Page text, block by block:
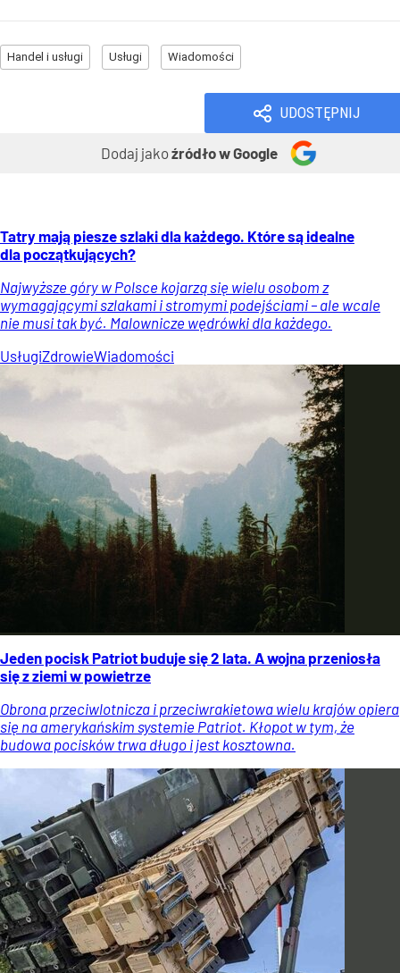
Handel i usługi Usługi Wiadomości
UDOSTĘPNIJ
Dodaj jakoźródło w Google
Tatry mają piesze szlaki dla każdego. Które są idealne
dla początkujących?
Najwyższe góry w Polsce kojarzą się wielu osobom z
wymagającymi szlakami i stromymi podejściami – ale wcale
nie musi tak być. Malownicze wędrówki dla każdego.
UsługiZdrowieWiadomości
Jeden pocisk Patriot buduje się 2 lata. A wojna przeniosła
się z ziemi w powietrze
Obrona przeciwlotnicza i przeciwrakietowa wielu krajów opiera
się na amerykańskim systemie Patriot. Kłopot w tym, że
budowa pocisków trwa długo i jest kosztowna.